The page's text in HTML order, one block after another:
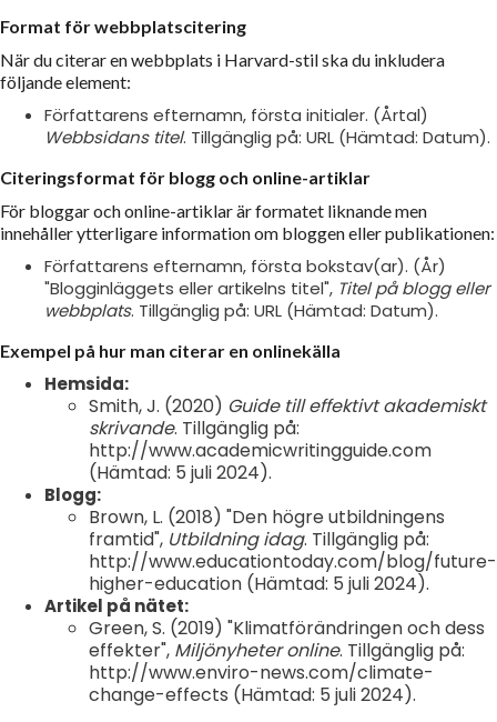
Format för webbplatscitering
När du citerar en webbplats i Harvard-stil ska du inkludera
följande element:
Författarens efternamn, första initialer. (Årtal)
Webbsidans titel. Tillgänglig på: URL (Hämtad: Datum).
Citeringsformat för blogg och online-artiklar
För bloggar och online-artiklar är formatet liknande men
innehåller ytterligare information om bloggen eller publikationen:
Författarens efternamn, första bokstav(ar). (År)
"Blogginläggets eller artikelns titel", Titel på blogg eller
webbplats. Tillgänglig på: URL (Hämtad: Datum).
Exempel på hur man citerar en onlinekälla
Hemsida:
Smith, J. (2020) Guide till effektivt akademiskt
skrivande. Tillgänglig på:
http://www.academicwritingguide.com
(Hämtad: 5 juli 2024).
Blogg:
Brown, L. (2018) "Den högre utbildningens
framtid", Utbildning idag. Tillgänglig på:
http://www.educationtoday.com/blog/future-
higher-education (Hämtad: 5 juli 2024).
Artikel på nätet:
Green, S. (2019) "Klimatförändringen och dess
effekter", Miljönyheter online. Tillgänglig på:
http://www.enviro-news.com/climate-
change-effects (Hämtad: 5 juli 2024).